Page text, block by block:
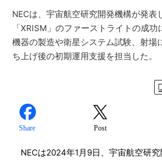
NECは、宇宙航空研究開発機構が発表
「XRISM」のファーストライトの成
機器の製造や衛星システム試験、射場
ち上げ後の初期運用支援を担当した。
Share Post
NECは2024年1月9日、宇宙航空研